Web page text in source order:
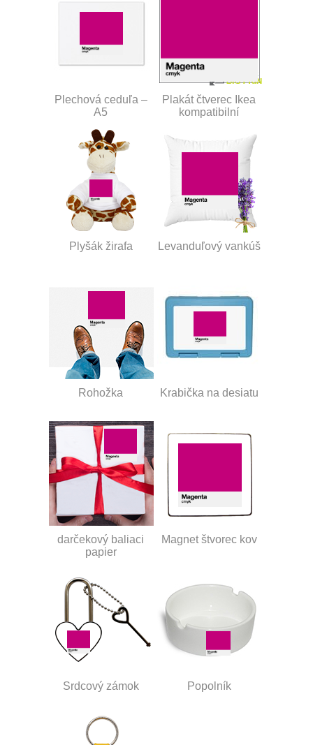
Plechová ceduľa –
A5
Plakát čtverec Ikea
kompatibilní
Plyšák žirafa Levanduľový vankúš
Rohožka Krabička na desiatu
darčekový baliaci
papier
Magnet štvorec kov
Srdcový zámok Popolník